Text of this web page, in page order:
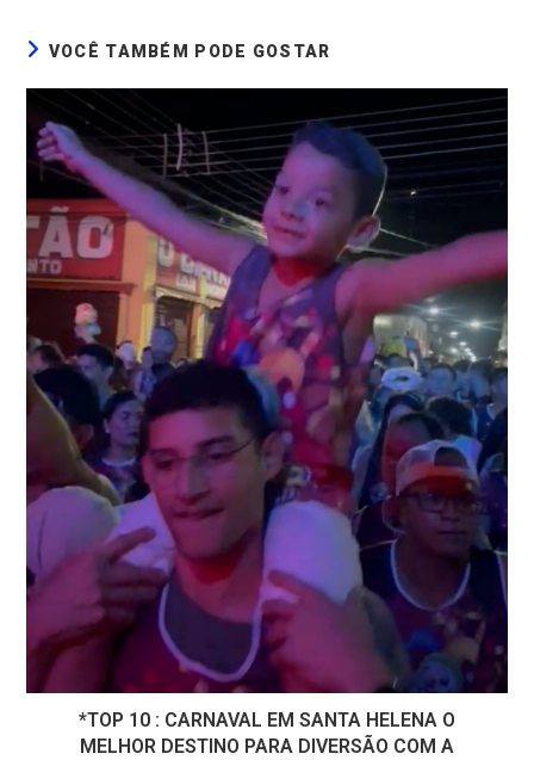
VOCÊ TAMBÉM PODE GOSTAR
*TOP 10 : CARNAVAL EM SANTA HELENA O
MELHOR DESTINO PARA DIVERSÃO COM A